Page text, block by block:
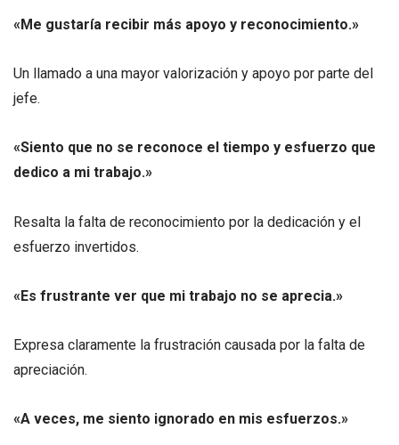
«Me gustaría recibir más apoyo y reconocimiento.»
Un llamado a una mayor valorización y apoyo por parte del
jefe.
«Siento que no se reconoce el tiempo y esfuerzo que
dedico a mi trabajo.»
Resalta la falta de reconocimiento por la dedicación y el
esfuerzo invertidos.
«Es frustrante ver que mi trabajo no se aprecia.»
Expresa claramente la frustración causada por la falta de
apreciación.
«A veces, me siento ignorado en mis esfuerzos.»